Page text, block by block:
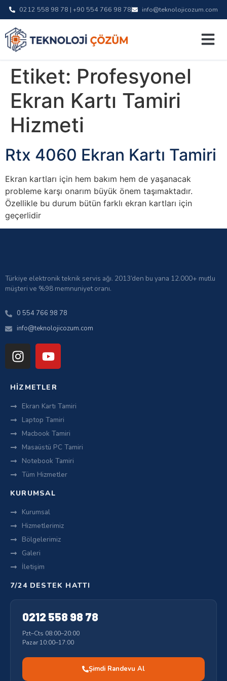
0212 558 98 78 | +90 554 766 98 78 info@teknolojicozum.com
Etiket: Profesyonel
Ekran Kartı Tamiri
Hizmeti
Rtx 4060 Ekran Kartı Tamiri
Ekran kartları için hem bakım hem de yaşanacak
probleme karşı onarım büyük önem taşımaktadır.
Özellikle bu durum bütün farklı ekran kartları için
geçerlidir
Türkiye elektronik teknik servis ağı. 2013’den bu yana 12.000+ mutlu
müşteri ve %98 memnuniyet oranı.
0 554 766 98 78
info@teknolojicozum.com
HIZMETLER
Ekran Kartı Tamiri
Laptop Tamiri
Macbook Tamiri
Masaüstü PC Tamiri
Notebook Tamiri
Tüm Hizmetler
KURUMSAL
Kurumsal
Hizmetlerimiz
Bölgelerimiz
Galeri
İletişim
7/24 DESTEK HATTI
0212 558 98 78
Pzt–Cts 08:00–20:00
Pazar 10:00–17:00
Şimdi Randevu Al